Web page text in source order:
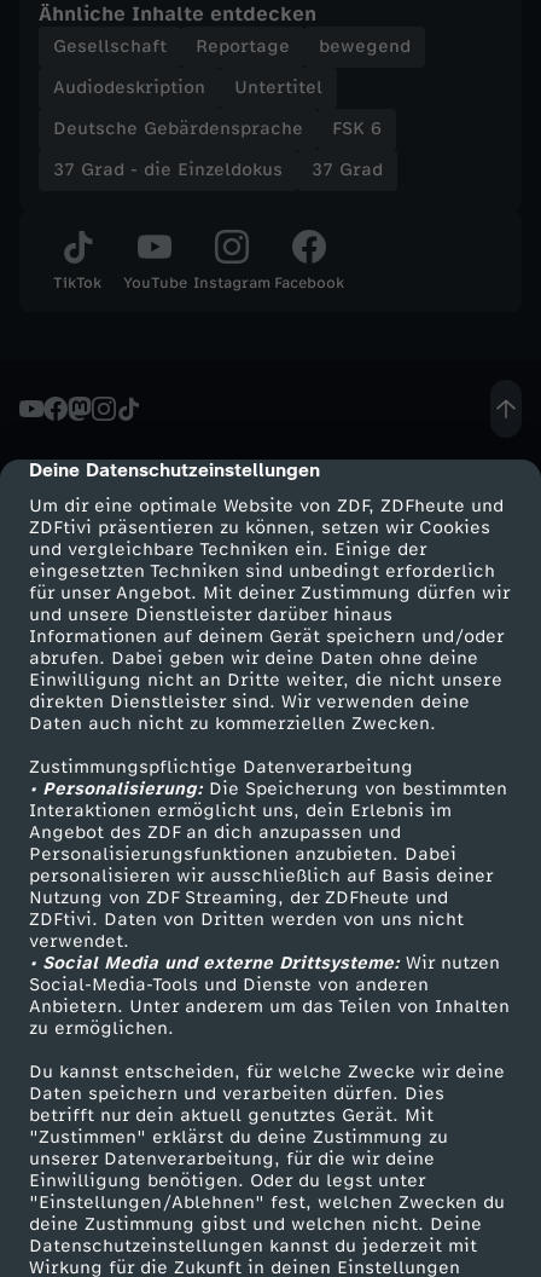
cmp-dialog-description
Deine Datenschutzeinstellungen
Um dir eine optimale Website von ZDF, ZDFheute und
ZDFtivi präsentieren zu können, setzen wir Cookies
und vergleichbare Techniken ein. Einige der
eingesetzten Techniken sind unbedingt erforderlich
für unser Angebot. Mit deiner Zustimmung dürfen wir
und unsere Dienstleister darüber hinaus
Informationen auf deinem Gerät speichern und/oder
abrufen. Dabei geben wir deine Daten ohne deine
Einwilligung nicht an Dritte weiter, die nicht unsere
direkten Dienstleister sind. Wir verwenden deine
Daten auch nicht zu kommerziellen Zwecken.
Zustimmungspflichtige Datenverarbeitung
• Personalisierung:Die Speicherung von bestimmten
Interaktionen ermöglicht uns, dein Erlebnis im
Angebot des ZDF an dich anzupassen und
Personalisierungsfunktionen anzubieten. Dabei
personalisieren wir ausschließlich auf Basis deiner
Nutzung von ZDF Streaming, der ZDFheute und
ZDFtivi. Daten von Dritten werden von uns nicht
verwendet.
• Social Media und externe Drittsysteme:Wir nutzen
Social-Media-Tools und Dienste von anderen
Anbietern. Unter anderem um das Teilen von Inhalten
zu ermöglichen.
Du kannst entscheiden, für welche Zwecke wir deine
Daten speichern und verarbeiten dürfen. Dies
betrifft nur dein aktuell genutztes Gerät. Mit
"Zustimmen" erklärst du deine Zustimmung zu
unserer Datenverarbeitung, für die wir deine
Einwilligung benötigen. Oder du legst unter
"Einstellungen/Ablehnen" fest, welchen Zwecken du
deine Zustimmung gibst und welchen nicht. Deine
Datenschutzeinstellungen kannst du jederzeit mit
Wirkung für die Zukunft in deinen Einstellungen
Ähnliche Inhalte entdecken
Gesellschaft Reportage
bewegend
Audiodeskription
Untertitel
Deutsche Gebärdensprache
FSK 6
37 Grad - die Einzeldokus
37 Grad
TikTok YouTube Instagram Facebook
Mehr ZDF
ZDF-Apps
Smart TV
ZDFtext
Livestreams
Sendungen A-Z
TV-Programm
Service
ZDFmitreden
Kontakt zum ZDF
Tickets
Zuschauerservice
Hilfe
ZDF Unternehmen
Karriere
ZDF goes Schule
Werbefernsehen
Mainzelmännchen